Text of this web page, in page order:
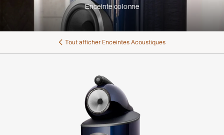
Enceinte colonne
Tout afficher Enceintes Acoustiques